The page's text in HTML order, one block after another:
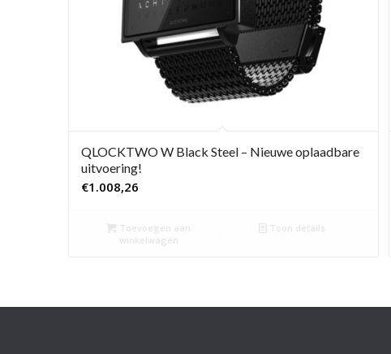
QLOCKTWO W Black Steel – Nieuwe oplaadbare
uitvoering!
€1.008,26
Toevoegen aan
winkelwagen
Toon details